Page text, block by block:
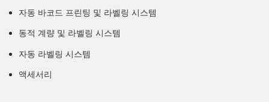
자동 바코드 프린팅 및 라벨링 시스템
동적 계량 및 라벨링 시스템
자동 라벨링 시스템
액세서리